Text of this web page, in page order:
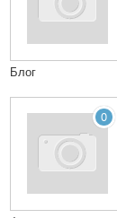
Блог
0